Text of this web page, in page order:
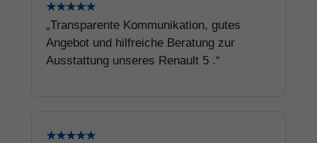
★★★★★
„Transparente Kommunikation, gutes
Angebot und hilfreiche Beratung zur
Ausstattung unseres Renault 5 .“
★★★★★